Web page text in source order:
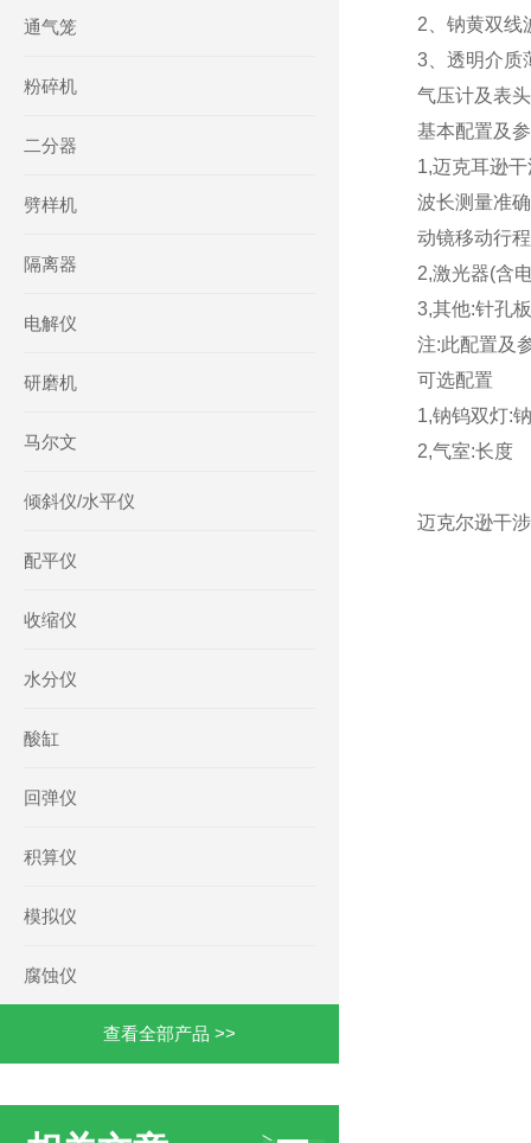
通气笼
粉碎机
二分器
劈样机
隔离器
电解仪
研磨机
马尔文
倾斜仪/水平仪
配平仪
收缩仪
水分仪
酸缸
回弹仪
积算仪
模拟仪
腐蚀仪
查看全部产品 >>
2、钠黄双线
3、透明介质
气压计及表
基本配置及
1,迈克耳逊
波长测量准
动镜移动行
2,激光器(含
3,其他:针孔
注:此配置及
可选配置
1,钠钨双灯:
2,气室:长度
迈克尔逊干